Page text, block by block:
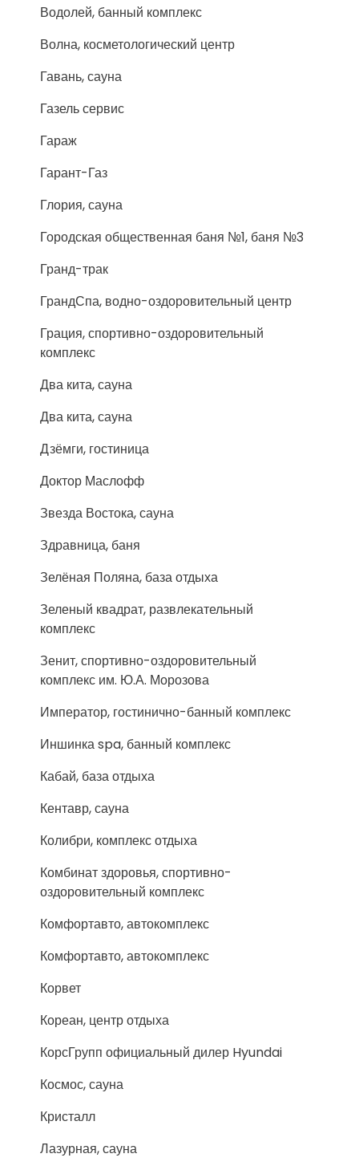
Водолей, банный комплекс
Волна, косметологический центр
Гавань, сауна
Газель сервис
Гараж
Гарант-Газ
Глория, сауна
Городская общественная баня №1, баня №3
Гранд-трак
ГрандСпа, водно-оздоровительный центр
Грация, спортивно-оздоровительный
комплекс
Два кита, сауна
Два кита, сауна
Дзёмги, гостиница
Доктор Маслофф
Звезда Востока, сауна
Здравница, баня
Зелёная Поляна, база отдыха
Зеленый квадрат, развлекательный
комплекс
Зенит, спортивно-оздоровительный
комплекс им. Ю.А. Морозова
Император, гостинично-банный комплекс
Иншинка spa, банный комплекс
Кабай, база отдыха
Кентавр, сауна
Колибри, комплекс отдыха
Комбинат здоровья, спортивно-
оздоровительный комплекс
Комфортавто, автокомплекс
Комфортавто, автокомплекс
Корвет
Кореан, центр отдыха
КорсГрупп официальный дилер Hyundai
Космос, сауна
Кристалл
Лазурная, сауна